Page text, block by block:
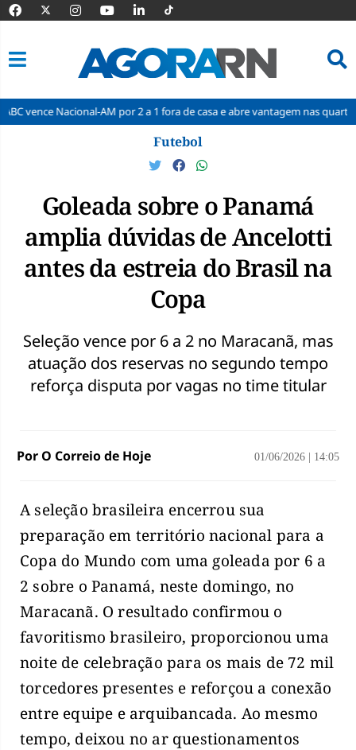
AM por 2 a 1 fora de casa e abre vantagem nas quartas Cine
Futebol
Goleada sobre o Panamá
amplia dúvidas de Ancelotti
antes da estreia do Brasil na
Copa
Seleção vence por 6 a 2 no Maracanã, mas
atuação dos reservas no segundo tempo
reforça disputa por vagas no time titular
Por O Correio de Hoje 01/06/2026 14:05
A seleção brasileira encerrou sua
preparação em território nacional para a
Copa do Mundo com uma goleada por 6 a
2 sobre o Panamá, neste domingo, no
Maracanã. O resultado confirmou o
favoritismo brasileiro, proporcionou uma
noite de celebração para os mais de 72 mil
torcedores presentes e reforçou a conexão
entre equipe e arquibancada. Ao mesmo
tempo, deixou no ar questionamentos